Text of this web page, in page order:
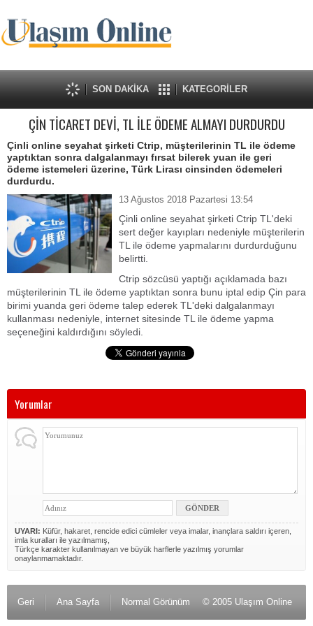
SON DAKİKA KATEGORİLER
ÇİN TİCARET DEVİ, TL İLE ÖDEME ALMAYI DURDURDU
Çinli online seyahat şirketi Ctrip, müşterilerinin TL ile ödeme
yaptıktan sonra dalgalanmayı fırsat bilerek yuan ile geri
ödeme istemeleri üzerine, Türk Lirası cinsinden ödemeleri
durdurdu.
13 Ağustos 2018 Pazartesi 13:54
Çinli online seyahat şirketi Ctrip TL'deki
sert değer kayıpları nedeniyle müşterilerin
TL ile ödeme yapmalarını durdurduğunu
belirtti.
Ctrip sözcüsü yaptığı açıklamada bazı
müşterilerinin TL ile ödeme yaptıktan sonra bunu iptal edip Çin para
birimi yuanda geri ödeme talep ederek TL'deki dalgalanmayı
kullanması nedeniyle, internet sitesinde TL ile ödeme yapma
seçeneğini kaldırdığını söyledi.
Yorumlar
UYARI: Küfür, hakaret, rencide edici cümleler veya imalar, inançlara saldırı içeren,
imla kuralları ile yazılmamış,
Türkçe karakter kullanılmayan ve büyük harflerle yazılmış yorumlar
onaylanmamaktadır.
Geri Ana Sayfa Normal Görünüm © 2005 Ulaşım Online